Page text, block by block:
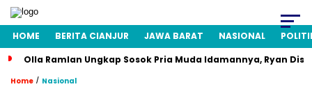
HOME BERITA CIANJUR JAWA BARAT NASIONAL
Olla Ramlan Ungkap Sosok Pria Muda Idamannya, Ryan
Home / Nasional